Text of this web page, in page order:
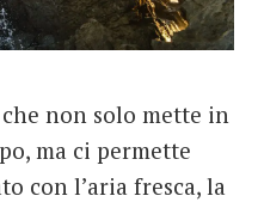
non solo mette in
ma ci permette
con l’aria fresca, la